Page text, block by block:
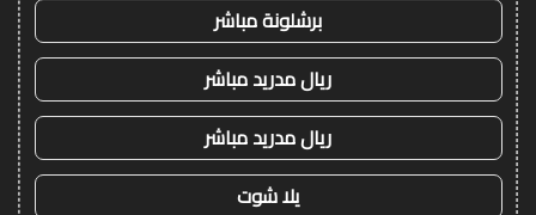
برشلونة مباشر
ريال مدريد مباشر
ريال مدريد مباشر
يلا شوت